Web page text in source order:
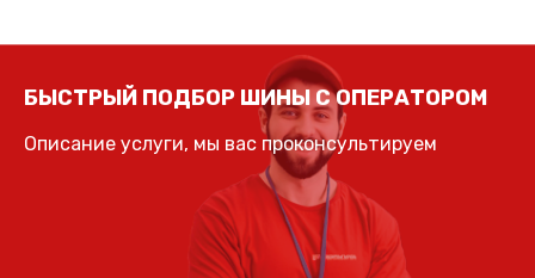
БЫСТРЫЙ ПОДБОР ШИНЫ С ОПЕРАТОРОМ
Описание услуги, мы вас проконсультируем